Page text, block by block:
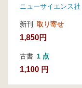
美帆・神澤秀明)
貝交易の運搬
ために―(木下尚
【コラム】青
田竜彦)
【コラム】北海
ニューサイエンス社
新刊 取り寄せ
1,850円
古書 1 点
1,100 円